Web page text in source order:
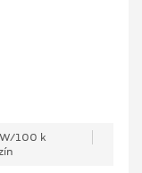
100 k